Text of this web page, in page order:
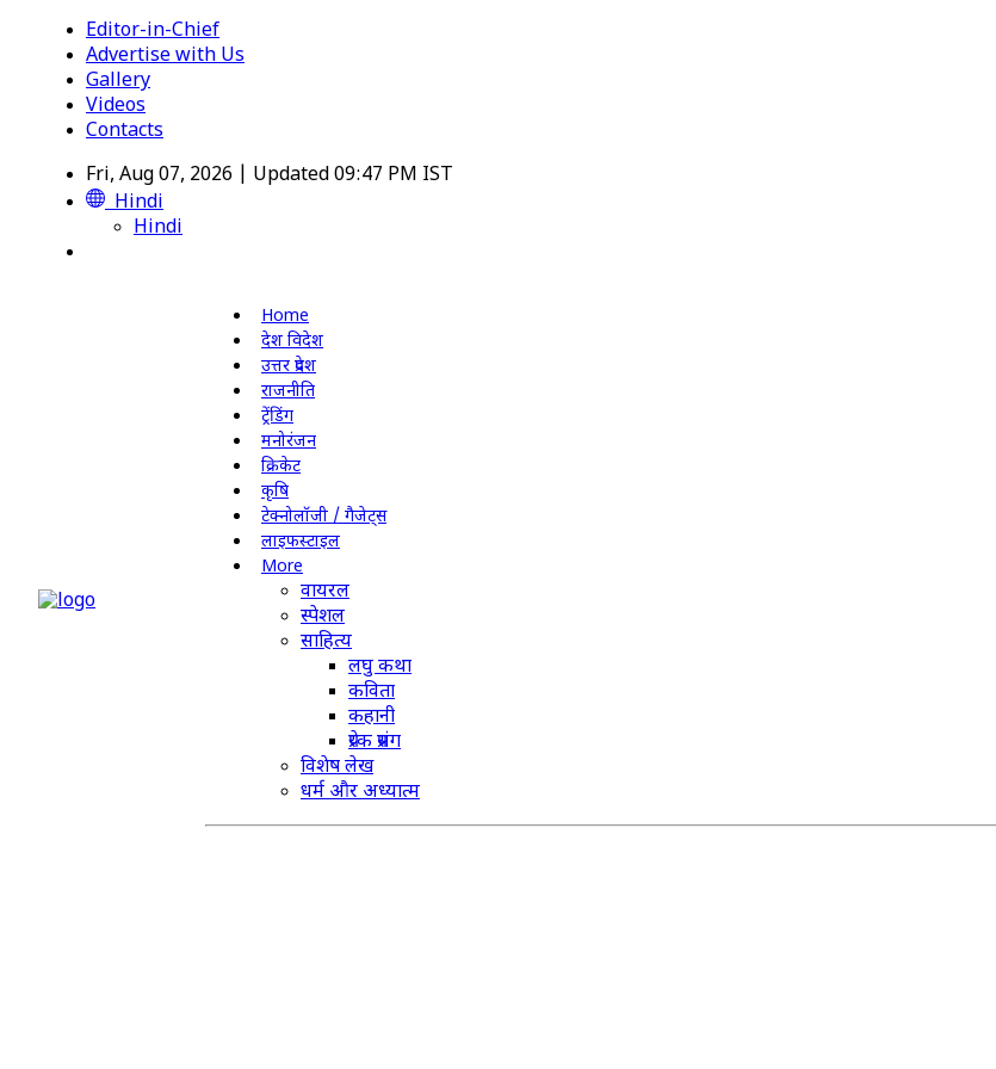
Editor-in-Chief
Advertise with Us
Gallery
Videos
Contacts
Fri, Aug 07, 2026 | Updated 09:47 PM IST
Hindi
Hindi
Home
देश विदेश
उत्तर प्रदेश
राजनीति
ट्रेंडिंग
मनोरंजन
क्रिकेट
कृषि
टेक्नोलॉजी / गैजेट्स
लाइफस्टाइल
More
वायरल
स्पेशल
साहित्य
लघु कथा
कविता
कहानी
प्रेरक प्रसंग
विशेष लेख
धर्म और अध्यात्म